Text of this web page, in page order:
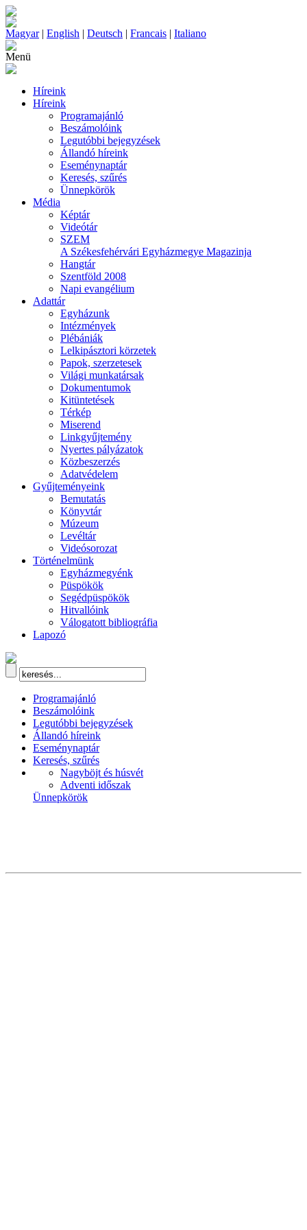
Magyar| English | Deutsch | Francais | Italiano
Menü
Híreink
Híreink
Programajánló
Beszámolóink
Legutóbbi bejegyzések
Állandó híreink
Eseménynaptár
Keresés, szűrés
Ünnepkörök
Média
Képtár
Videótár
SZEM
A Székesfehérvári Egyházmegye Magazinja
Hangtár
Szentföld 2008
Napi evangélium
Adattár
Egyházunk
Intézmények
Plébániák
Lelkipásztori körzetek
Papok, szerzetesek
Világi munkatársak
Dokumentumok
Kitüntetések
Térkép
Miserend
Linkgyűjtemény
Nyertes pályázatok
Közbeszerzés
Adatvédelem
Gyűjteményeink
Bemutatás
Könyvtár
Múzeum
Levéltár
Videósorozat
Történelmünk
Egyházmegyénk
Püspökök
Segédpüspökök
Hitvallóink
Válogatott bibliográfia
Lapozó
Programajánló
Beszámolóink
Legutóbbi bejegyzések
Állandó híreink
Eseménynaptár
Keresés, szűrés
Nagyböjt és húsvét
Adventi időszak
Ünnepkörök